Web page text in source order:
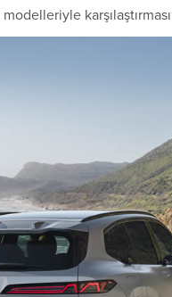
modelleriyle